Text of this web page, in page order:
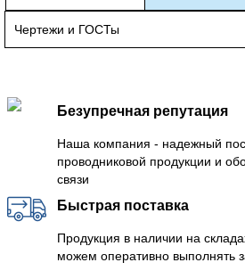
Чертежи и ГОСТы
Безупречная репутация
Наша компания - надежный
проводниковой продукции и
связи
Быстрая поставка
Продукция в наличии на
можем оперативно выполнять